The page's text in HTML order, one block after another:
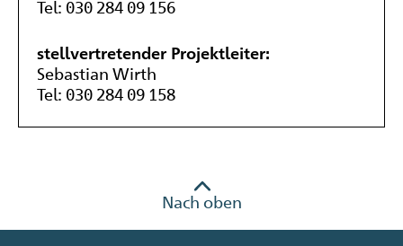
Tel: 030 284 09 156
stellvertretender Projektleiter:
Sebastian Wirth
Tel: 030 284 09 158
Nach oben